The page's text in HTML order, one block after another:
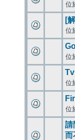
位
[
位
位
位
位
請
而